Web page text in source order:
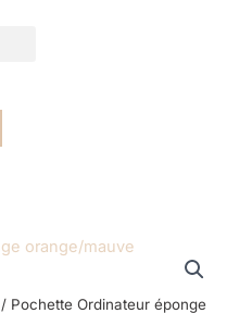
/ Pochette Ordinateur éponge